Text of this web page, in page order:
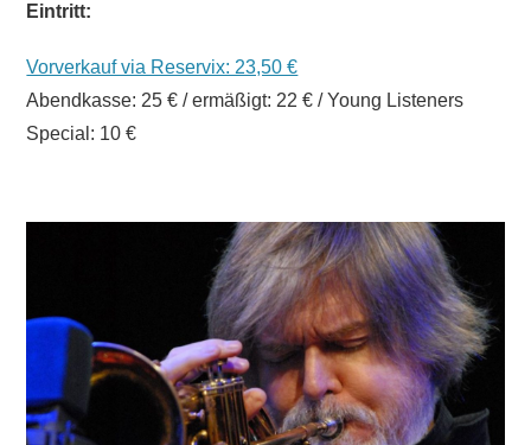
Eintritt:
Vorverkauf via Reservix: 23,50 €
Abendkasse: 25 € / ermäßigt: 22 € / Young Listeners
Special: 10 €